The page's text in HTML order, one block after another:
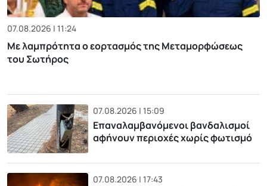
07.08.2026 | 11:24
Με λαμπρότητα ο εορτασμός της Μεταμορφώσεως
του Σωτήρος
07.08.2026 | 15:09
Επαναλαμβανόμενοι βανδαλισμοί
αφήνουν περιοχές χωρίς φωτισμό
07.08.2026 | 17:43